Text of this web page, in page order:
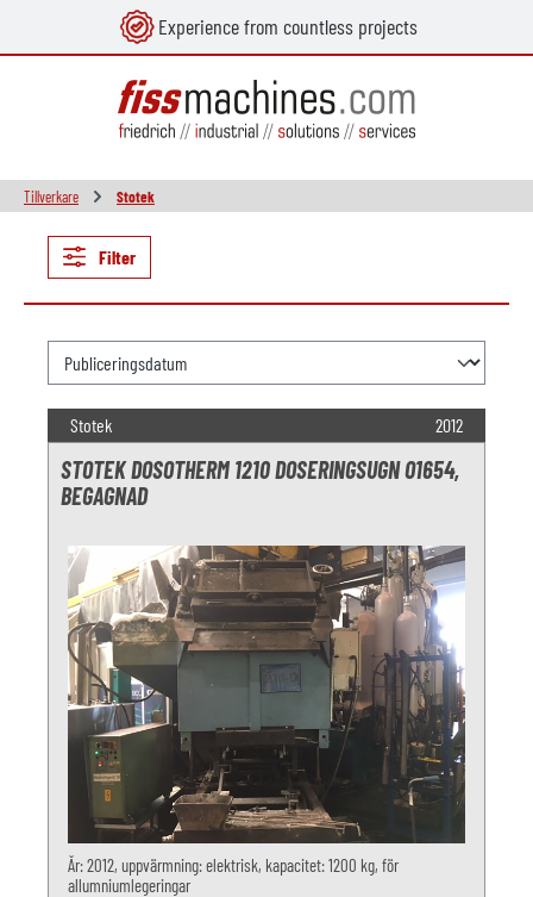
Experience from countless projects
Tillverkare Stotek
Filter
Stotek 2012
STOTEK DOSOTHERM 1210 DOSERINGSUGN O1654,
BEGAGNAD
År: 2012, uppvärmning: elektrisk, kapacitet: 1200 kg, för
allumniumlegeringar